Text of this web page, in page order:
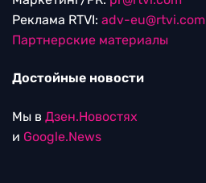
Реклама RTVI: adv-eu@rtvi.com
Партнерские материалы
Достойные новости
Мы в Дзен.Новостях
и Google.News